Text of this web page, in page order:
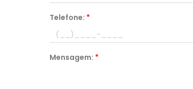
Telefone: *
Mensagem: *